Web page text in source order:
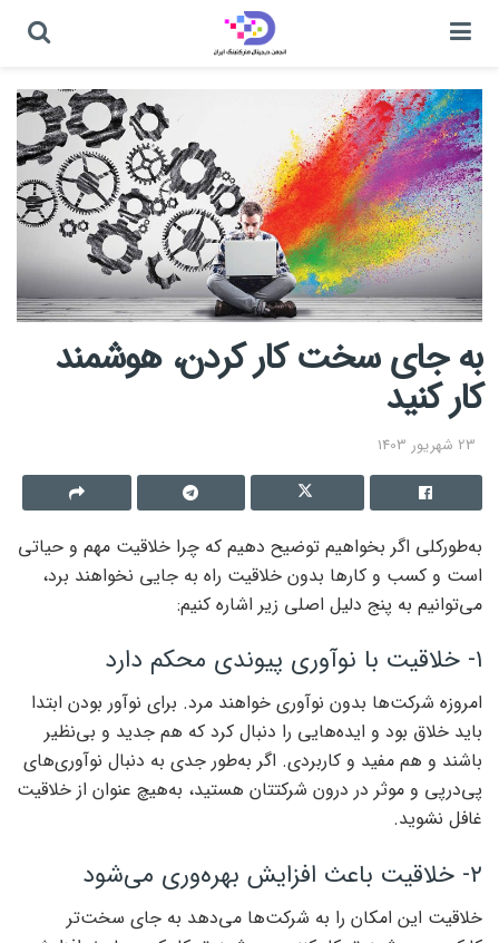
به جای سخت کار کردن، هوشمند
کار کنید
23 شهریور 1403
به‌‌‌طورکلی اگر بخواهیم توضیح دهیم که چرا خلاقیت مهم و حیاتی
است و کسب و کارها بدون خلاقیت راه به جایی نخواهند برد،
می‌توانیم به پنج دلیل اصلی زیر اشاره کنیم:
۱- خلاقیت با نوآوری پیوندی محکم دارد
امروزه شرکت‌ها بدون نوآوری خواهند مرد. برای نوآور بودن ابتدا
باید خلاق بود و ایده‌‌‌هایی را دنبال کرد که هم جدید و بی‌‌‌نظیر
باشند و هم مفید و کاربردی. اگر به‌‌‌طور جدی به دنبال نوآوری‌‌‌های
پی‌‌‌درپی و موثر در درون شرکتتان هستید، به‌‌‌هیچ ‌‌‌عنوان از خلاقیت
غافل نشوید.
۲- خلاقیت باعث افزایش بهره‌‌‌وری می‌شود
خلاقیت این امکان را به شرکت‌ها می‌دهد به ‌‌‌جای سخت‌‌‌تر